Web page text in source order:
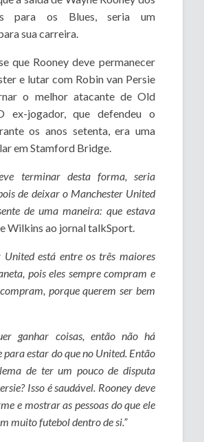
para os Blues, seria um
sua carreira.
que Rooney deve permanecer
e lutar com Robin van Persie
o melhor atacante de Old
ex-jogador, que defendeu o
os anos setenta, era uma
em Stamford Bridge.
terminar desta forma, seria
de deixar o Manchester United
de uma maneira: que estava
Wilkins ao jornal talkSport.
United está entre os três maiores
pois eles sempre compram e
porque querem ser bem
ganhar coisas, então não há
para estar do que no United. Então
de ter um pouco de disputa
Isso é saudável. Rooney deve
e mostrar as pessoas do que ele
muito futebol dentro de si.”